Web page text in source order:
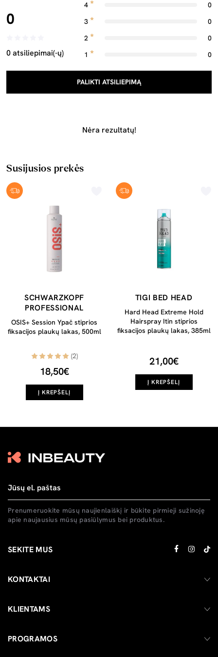
0
0 atsiliepimai(-ų)
4
0
3
0
2
0
1
0
PALIKTI ATSILIEPIMĄ
Nėra rezultatų!
Susijusios prekės
SCHWARZKOPF
PROFESSIONAL
OSIS+ Session Ypač stiprios
fiksacijos plaukų lakas, 500ml
(2)
18,50€
Į KREPŠELĮ
TIGI BED HEAD
Hard Head Extreme Hold
Hairspray Itin stiprios
fiksacijos plaukų lakas, 385ml
21,00€
Į KREPŠELĮ
Prenumeruokite mūsų naujienlaiškį ir būkite pirmieji sužinoję
apie naujausius mūsų pasiūlymus bei produktus.
SEKITE MUS
KONTAKTAI
KLIENTAMS
PROGRAMOS